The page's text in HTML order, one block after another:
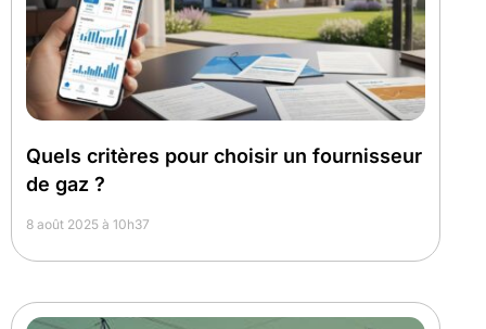
Quels critères pour choisir un fournisseur
de gaz ?
8 août 2025 à 10h37